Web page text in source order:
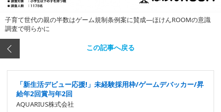
子育て世代の親の半数はゲーム規制条例案に賛成―ほけんROOMの意識
調査で明らかに
この記事へ戻る
「新生活デビュー応援!」未経験採用枠/ゲームデバッカー/昇
給年2回賞与年2回
AQUARIUS株式会社